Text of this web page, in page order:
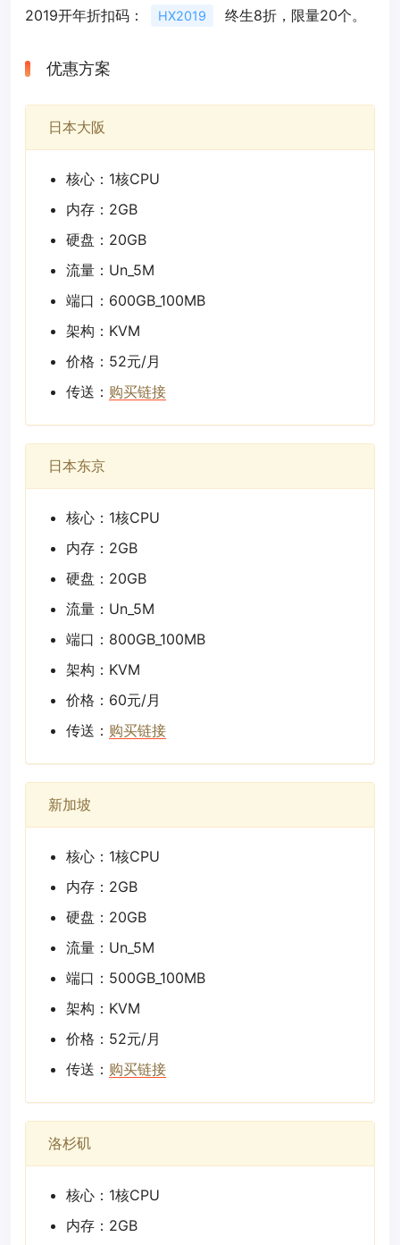
2019开年折扣码： HX2019 终生8折，限量20个。
优惠方案
日本大阪
核心：1核CPU
内存：2GB
硬盘：20GB
流量：Un_5M
端口：600GB_100MB
架构：KVM
价格：52元/月
传送： 购买链接
日本东京
核心：1核CPU
内存：2GB
硬盘：20GB
流量：Un_5M
端口：800GB_100MB
架构：KVM
价格：60元/月
传送： 购买链接
新加坡
核心：1核CPU
内存：2GB
硬盘：20GB
流量：Un_5M
端口：500GB_100MB
架构：KVM
价格：52元/月
传送： 购买链接
洛杉矶
核心：1核CPU
内存：2GB